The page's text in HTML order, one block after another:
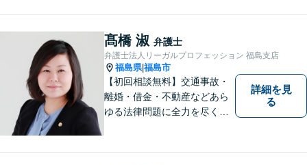
に、まずはお気軽にご相談く
ださい。 https://tamura-law.bi
z/ （公式ホームページ）
髙橋 淑 弁護士
弁護士法人リーガルプロフェッション 福島支店
福島県|福島市
【初回相談無料】交通事故・
離婚・借金・不動産などあら
ゆる法律問題に全力を尽くし
す。「弁護士は敷居が高い」
詳細を見
る